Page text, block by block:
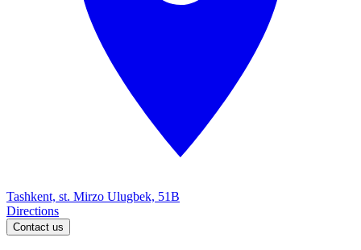
Tashkent, st. Mirzo Ulugbek, 51B
Directions
Contact us